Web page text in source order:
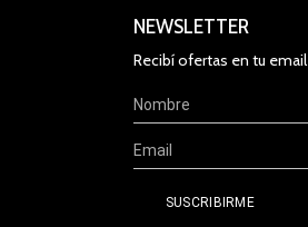
NEWSLETTER
Recibí ofertas en tu email